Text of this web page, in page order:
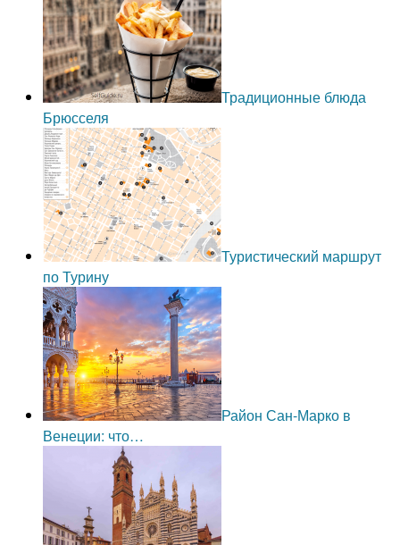
Традиционные блюда
Брюсселя
Туристический маршрут
по Турину
Район Сан-Марко в
Венеции: что…